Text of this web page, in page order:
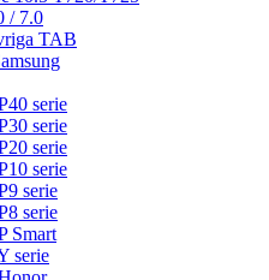
/ 7.0
TAB
serie
serie
serie
serie
serie
serie
Smart
serie